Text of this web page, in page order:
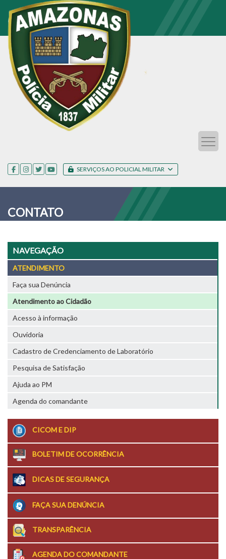
SERVIÇOS AO POLICIAL MILITAR
CONTATO
NAVEGAÇÃO
ATENDIMENTO
Faça sua Denúncia
Atendimento ao Cidadão
Acesso à informação
Ouvidoria
Cadastro de Credenciamento de Laboratório
Pesquisa de Satisfação
Ajuda ao PM
Agenda do comandante
CICOM E DIP
BOLETIM DE OCORRÊNCIA
DICAS DE SEGURANÇA
FAÇA SUA DENÚNCIA
TRANSPARÊNCIA
AGENDA DO COMANDANTE